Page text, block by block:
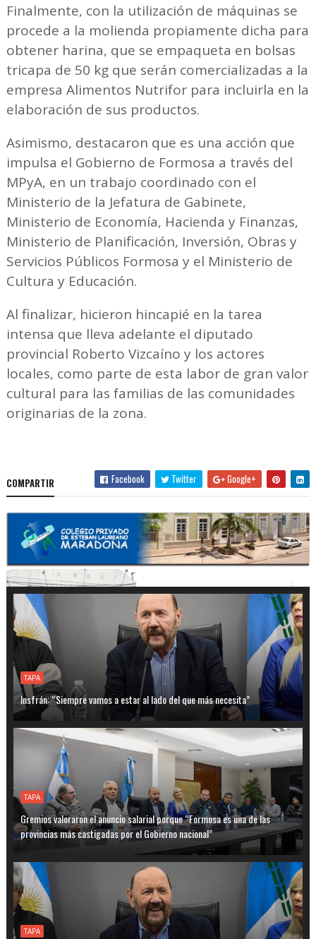
Finalmente, con la utilización de máquinas se
procede a la molienda propiamente dicha para
obtener harina, que se empaqueta en bolsas
tricapa de 50 kg que serán comercializadas a la
empresa Alimentos Nutrifor para incluirla en la
elaboración de sus productos.
Asimismo, destacaron que es una acción que
impulsa el Gobierno de Formosa a través del
MPyA, en un trabajo coordinado con el
Ministerio de la Jefatura de Gabinete,
Ministerio de Economía, Hacienda y Finanzas,
Ministerio de Planificación, Inversión, Obras y
Servicios Públicos Formosa y el Ministerio de
Cultura y Educación.
Al finalizar, hicieron hincapié en la tarea
intensa que lleva adelante el diputado
provincial Roberto Vizcaíno y los actores
locales, como parte de esta labor de gran valor
cultural para las familias de las comunidades
originarias de la zona.
COMPARTIR Facebook Twitter Google+
TAPA
Insfrán: “Siempre vamos a estar al lado del que más necesita”
TAPA
Gremios valoraron el anuncio salarial porque “Formosa es una de las
provincias más castigadas por el Gobierno nacional”
TAPA